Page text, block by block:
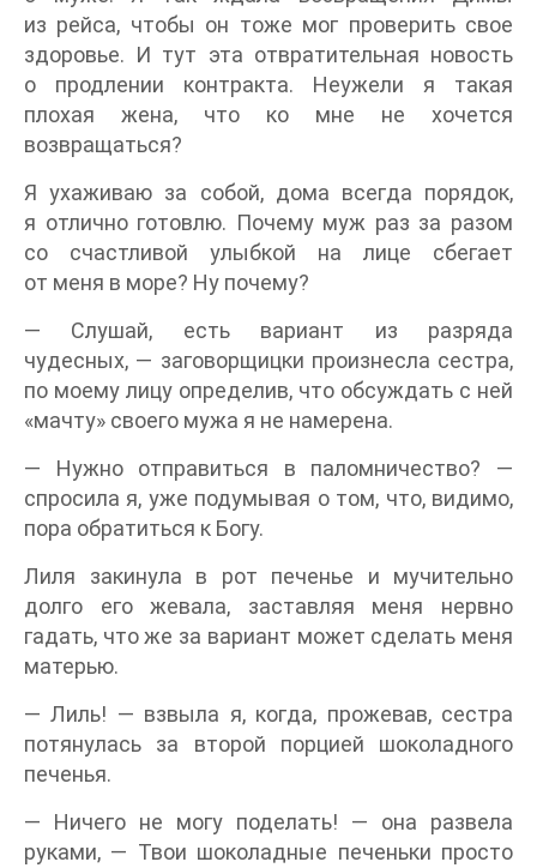
из рейса, чтобы он тоже мог проверить свое
здоровье. И тут эта отвратительная новость
о продлении контракта. Неужели я такая
плохая жена, что ко мне не хочется
возвращаться?
Я ухаживаю за собой, дома всегда порядок,
я отлично готовлю. Почему муж раз за разом
со счастливой улыбкой на лице сбегает
от меня в море? Ну почему?
— Слушай, есть вариант из разряда
чудесных, — заговорщицки произнесла сестра,
по моему лицу определив, что обсуждать с ней
«мачту» своего мужа я не намерена.
— Нужно отправиться в паломничество? —
спросила я, уже подумывая о том, что, видимо,
пора обратиться к Богу.
Лиля закинула в рот печенье и мучительно
долго его жевала, заставляя меня нервно
гадать, что же за вариант может сделать меня
матерью.
— Лиль! — взвыла я, когда, прожевав, сестра
потянулась за второй порцией шоколадного
печенья.
— Ничего не могу поделать! — она развела
руками, — Твои шоколадные печеньки просто